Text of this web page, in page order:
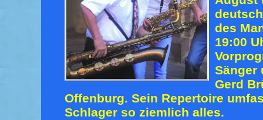
des
19:00
Sänger
Gerd
Offenburg. Sein Repertoire
Schlager so ziemlich alles.